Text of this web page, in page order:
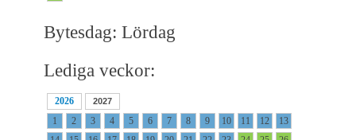
Bytesdag: Lördag
Lediga veckor:
2026 2027
1 2 3 4 5 6 7 8 9 10 11 12
13